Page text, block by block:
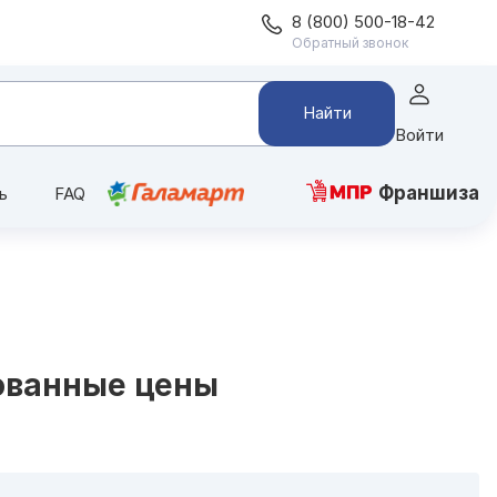
8 (800) 500-18-42
Обратный звонок
Найти
Войти
FAQ Франшиза
цены